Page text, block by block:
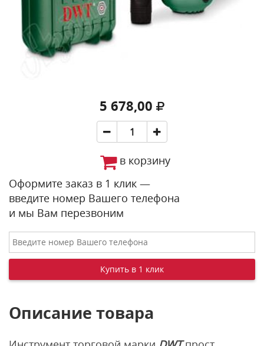
5 678,00
в корзину
Оформите заказ в 1 клик —
введите номер Вашего телефона
и мы Вам перезвоним
Описание товара